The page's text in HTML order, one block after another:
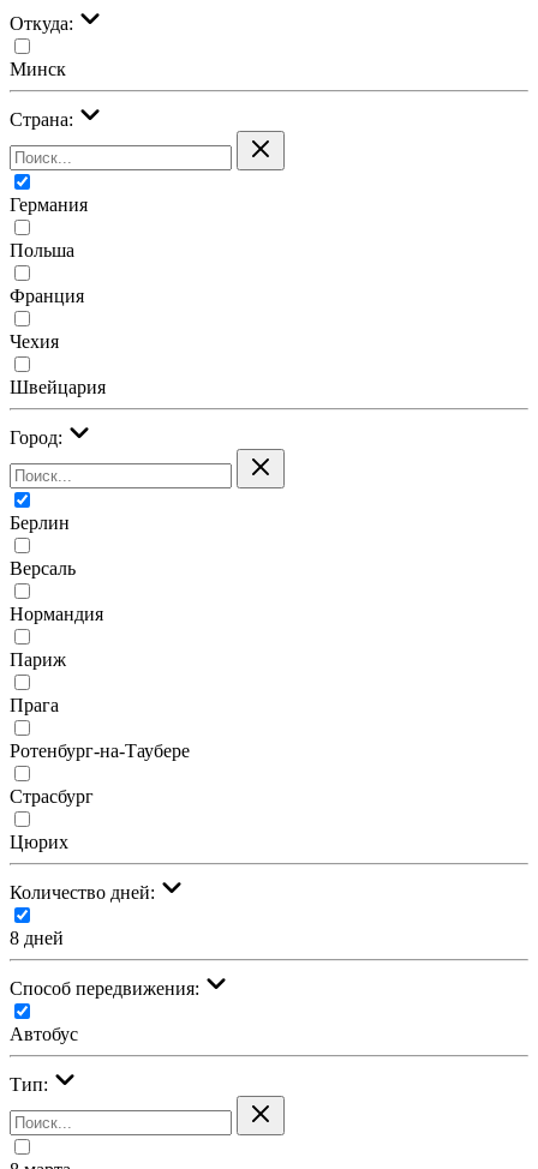
Откуда:
Минск
Страна:
Германия
Польша
Франция
Чехия
Швейцария
Город:
Берлин
Версаль
Нормандия
Париж
Прага
Ротенбург-на-Таубере
Страсбург
Цюрих
Количество дней:
8 дней
Cпособ передвижения:
Автобус
Тип: